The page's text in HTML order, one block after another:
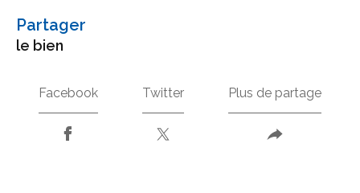
partager
le bien
Facebook Twitter Plus de partage